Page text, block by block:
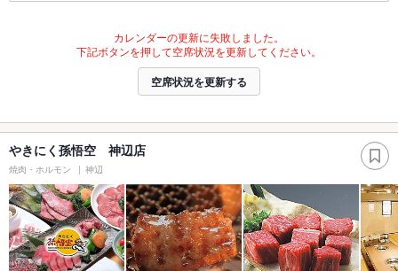
カレンダーの更新に失敗しました。
下記ボタンを押して空席状況を更新してください。
空席状況を更新する
やきにく孫悟空 神辺店
焼肉・ホルモン 神辺